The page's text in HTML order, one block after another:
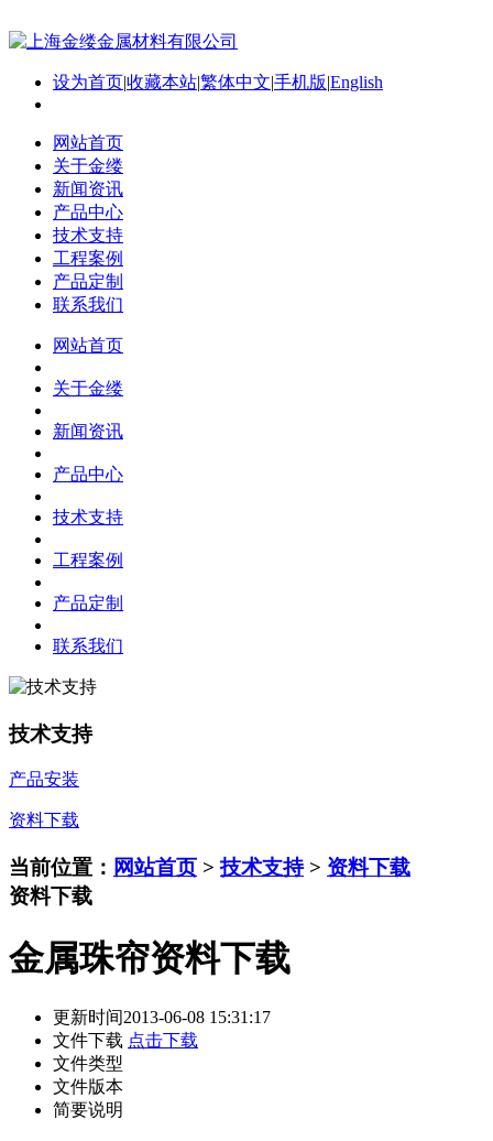
设为首页|收藏本站|繁体中文|手机版|English
网站首页
关于金缕
新闻资讯
产品中心
技术支持
工程案例
产品定制
联系我们
网站首页
关于金缕
新闻资讯
产品中心
技术支持
工程案例
产品定制
联系我们
技术支持
产品安装
资料下载
当前位置： 网站首页 >技术支持> 资料下载
资料下载
金属珠帘资料下载
更新时间2013-06-08 15:31:17
文件下载 点击下载
文件类型
文件版本
简要说明